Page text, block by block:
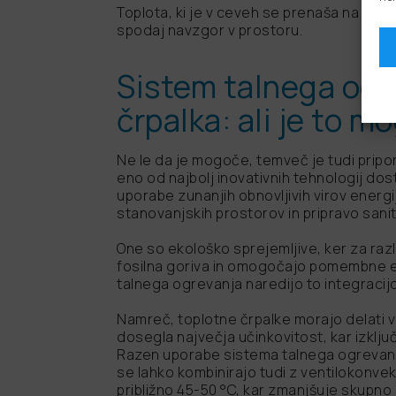
Toplota, ki je v ceveh se prenaša na tla,
spodaj navzgor v prostoru.
Sistem talnega
črpalka: ali je to
Ne le da je mogoče, temveč je tudi
eno od najbolj inovativnih tehnologij
uporabe zunanjih obnovljivih virov
stanovanjskih prostorov in pripravo
One so ekološko sprejemljive, ker za
fosilna goriva in omogočajo
talnega ogrevanja naredijo to
Namreč, toplotne črpalke morajo delati
dosegla največja učinkovitost, kar
Razen uporabe sistema talnega
se lahko kombinirajo tudi z
približno 45-50 °C, kar zmanjšuje